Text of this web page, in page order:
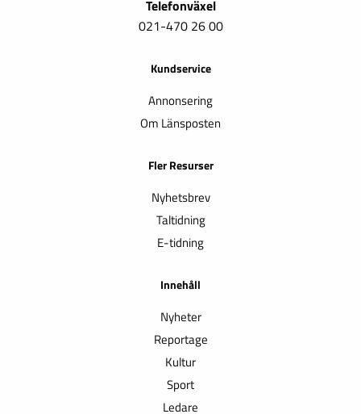
Telefonväxel
021-470 26 00
Kundservice
Annonsering
Om Länsposten
Fler Resurser
Nyhetsbrev
Taltidning
E-tidning
Innehåll
Nyheter
Reportage
Kultur
Sport
Ledare